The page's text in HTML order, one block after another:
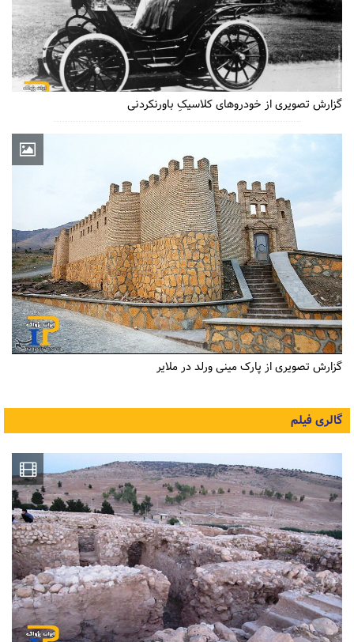
گزارش تصویری از خودروهای کلاسیکِ باورنکردنی
گزارش تصویری از پارک مینی ورلد در ملایر
گالری فیلم